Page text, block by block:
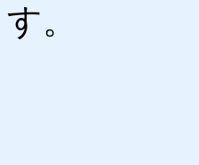
す。